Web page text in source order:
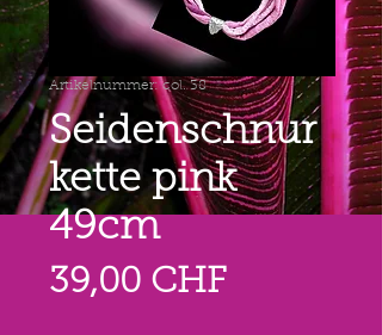
Artikelnummer: col. 38
Seidenschnur
kette pink
49cm
39,00 CHFPreis